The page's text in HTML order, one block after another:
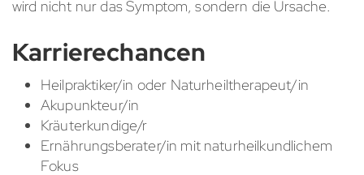
wird nicht nur das Symptom, sondern die Ursache.
Karrierechancen
Heilpraktiker/in oder Naturheiltherapeut/in
Akupunkteur/in
Kräuterkundige/r
Ernährungsberater/in mit naturheilkundlichem
Fokus